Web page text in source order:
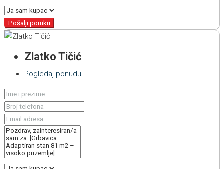
Pošalji poruku
Zlatko Tičić
Pogledaj ponudu